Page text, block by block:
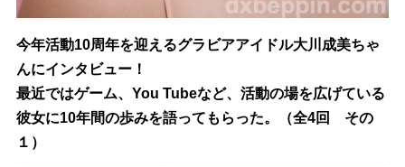
今年活動10周年を迎えるグラビアアイドル大川成美ちゃ
んにインタビュー！
最近ではゲーム、You Tubeなど、活動の場を広げている
彼女に10年間の歩みを語ってもらった。（全4回 その
１）